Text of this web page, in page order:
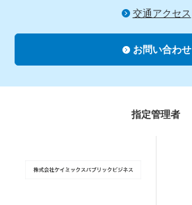
交通アクセス
お問い合わせ
指定管理者